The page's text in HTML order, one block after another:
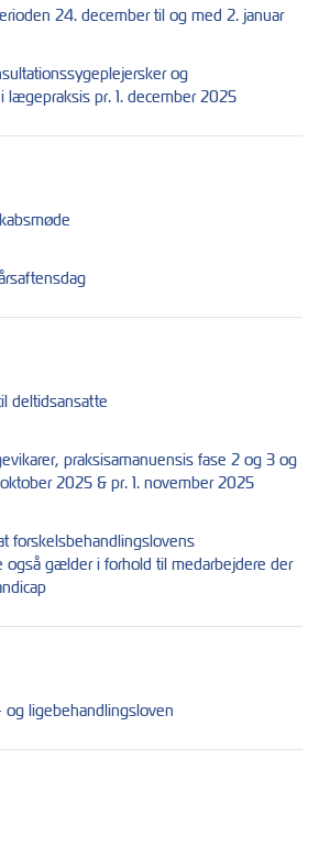
24. december til og med 2. januar
og
lægepraksis pr. 1. december 2025
deltidsansatte
praksisamanuensis fase 2 og 3 og
2025 & pr. 1. november 2025
forskelsbehandlingslovens
også gælder i forhold til medarbejdere der
og ligebehandlingsloven